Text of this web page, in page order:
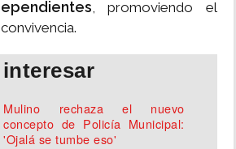
, promoviendo el
Mulino rechaza el nuevo
concepto de Policía Municipal:
'Ojalá se tumbe eso'